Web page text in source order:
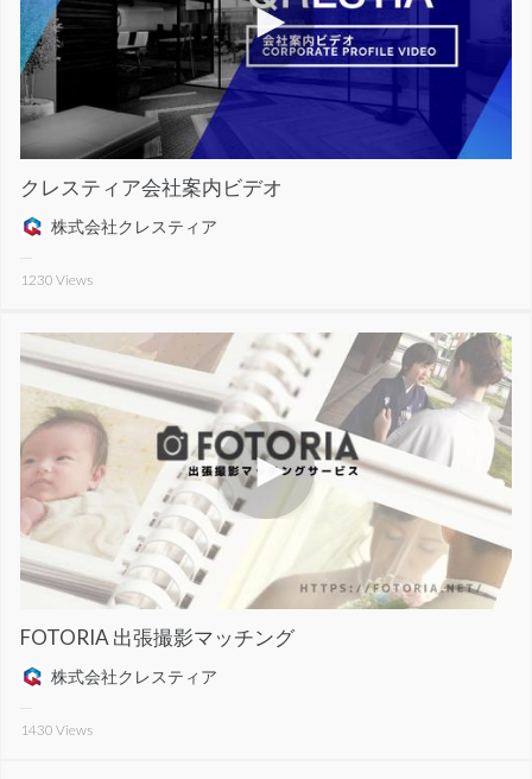
クレスティア会社案内ビデオ
株式会社クレスティア
1230 Views
FOTORIA 出張撮影マッチング
株式会社クレスティア
1430 Views